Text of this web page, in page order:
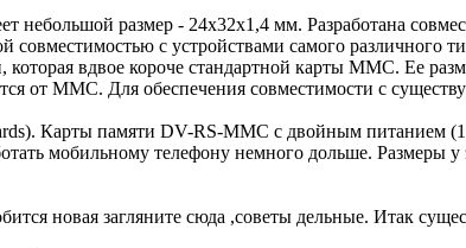
размер - 24х32х1,4 мм. Разработана
совместимостью с устройствами самого различного
вдвое короче стандартной карты MMC. Ее
от MMC. Для обеспечения совместимости с
Карты памяти DV-RS-MMC с двойным питанием
мобильному телефону немного дольше. Размеры у
новая загляните сюда ,советы дельные. Итак